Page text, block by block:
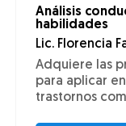
Análisis
habilidades
Lic. Florencia
Adquiere las
para aplicar
trastornos